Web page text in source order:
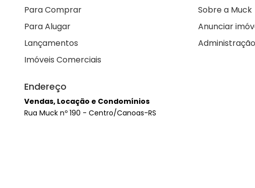
Para Comprar
Para Alugar
Lançamentos
Imóveis Comerciais
Sobre a Muck
Anunciar
Endereço
Vendas, Locação e Condomínios
Rua Muck nº 190 - Centro/Canoas-RS